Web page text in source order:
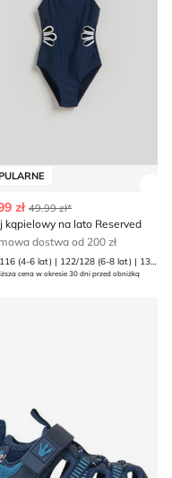
zł 49.99 zł*
kąpielowy na lato Reserved
dostwa od 200 zł
110/116 (4-6 lat) | 122/128 (6-8 lat) | 134/140 (8-9 lat) | 146/152 (10-11 lat) | 158/164 (12-13 lat) | 98/104 (2-4 lata)
cena w okresie 30 dni przed obniżką